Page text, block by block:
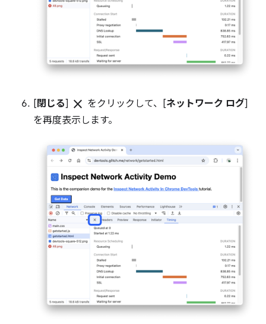
[ 閉じる] close をクリックして、[ネットワーク ログ]
を再度表示します。